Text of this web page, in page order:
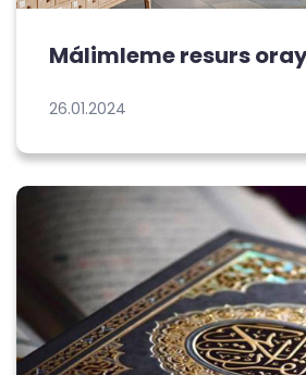
Málimleme resurs
26.01.2024